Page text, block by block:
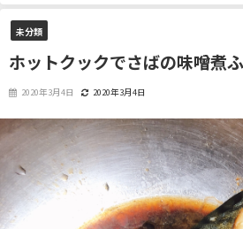
未分類
ホットクックでさばの味噌煮
2020年3月4日 2020年3月4日